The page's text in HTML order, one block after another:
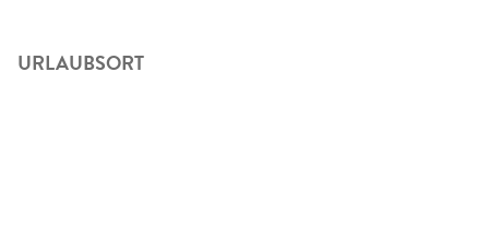
URLAUBSORT